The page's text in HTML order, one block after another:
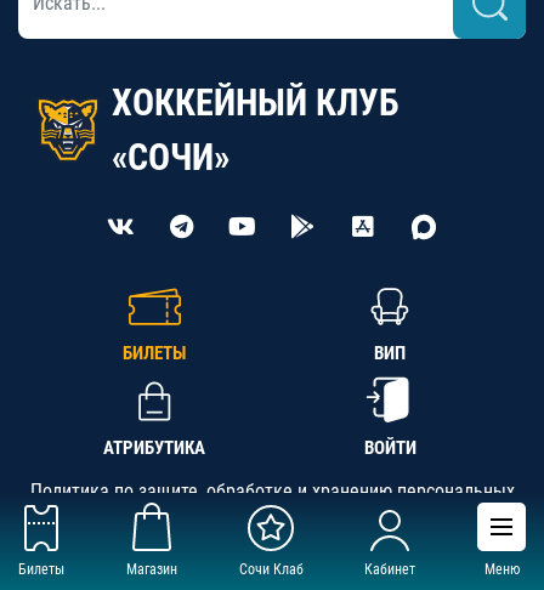
Билеты Магазин Сочи Клаб Кабинет Меню
ХОККЕЙНЫЙ КЛУБ
«СОЧИ»
БИЛЕТЫ ВИП
АТРИБУТИКА ВОЙТИ
Политика по защите, обработке и хранению персональных
данных
АНО «СК «Кубань-Регион», ОГРН 1142300002349,